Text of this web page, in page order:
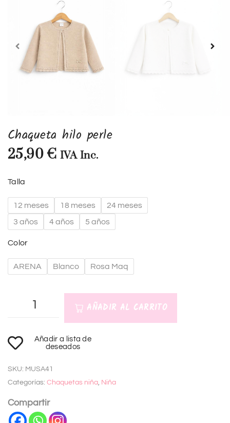
Chaqueta hilo perle
25,90 € IVA Inc.
Talla
12 meses 18 meses
24 meses
3 años
4 años 5 años
Color
ARENA Blanco Rosa Maq
AÑADIR AL CARRITO
l
e
r
n
a
Añadir a lista de
deseados
SKU: MUSA41
Categorías: Chaquetas niña, Niña
Compartir